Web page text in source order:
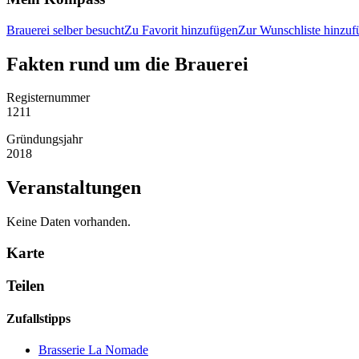
Brauerei selber besuchtZu Favorit hinzufügenZur Wunschliste
Fakten rund um die Brauerei
Registernummer
1211
Gründungsjahr
2018
Veranstaltungen
Keine Daten vorhanden.
Karte
Teilen
Zufallstipps
Brasserie La Nomade